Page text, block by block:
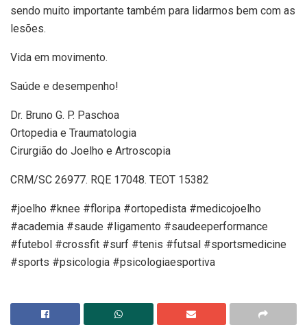
sendo muito importante também para lidarmos bem com as
lesões.
Vida em movimento.
Saúde e desempenho!
Dr. Bruno G. P. Paschoa
Ortopedia e Traumatologia
Cirurgião do Joelho e Artroscopia
CRM/SC 26977. RQE 17048. TEOT 15382
#joelho #knee #floripa #ortopedista #medicojoelho
#academia #saude #ligamento #saudeeperformance
#futebol #crossfit #surf #tenis #futsal #sportsmedicine
#sports #psicologia #psicologiaesportiva